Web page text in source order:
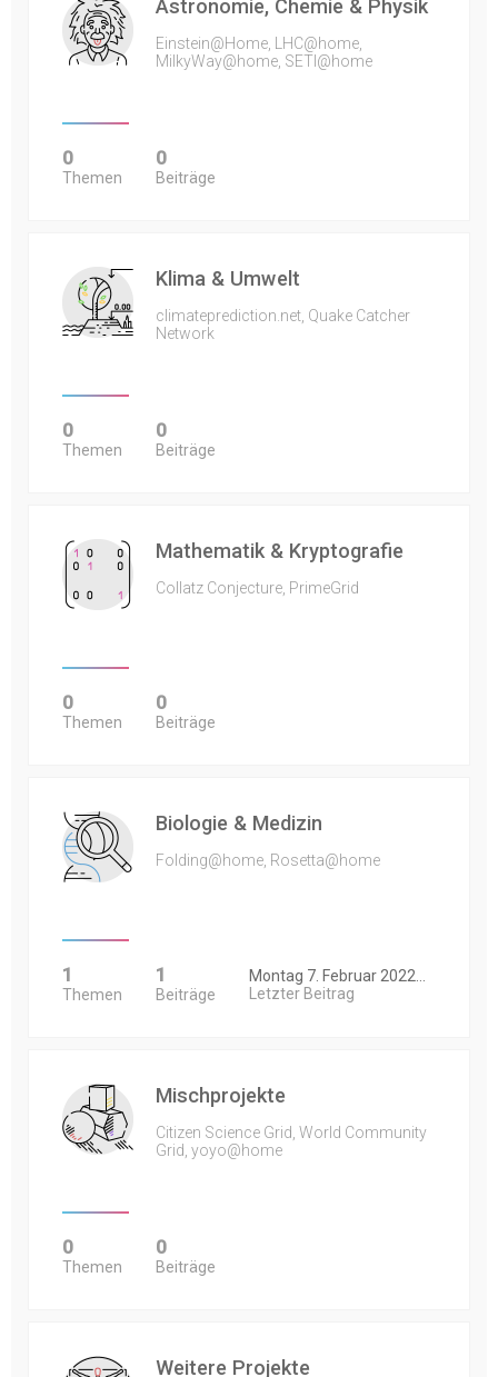
Astronomie, Chemie & Physik
Einstein@Home, LHC@home,
MilkyWay@home, SETI@home
0
Themen
0
Beiträge
Klima & Umwelt
climateprediction.net, Quake Catcher
Network
0
Themen
0
Beiträge
Mathematik & Kryptografie
Collatz Conjecture, PrimeGrid
0
Themen
0
Beiträge
Biologie & Medizin
Folding@home, Rosetta@home
1
Themen
1
Beiträge
Montag 7. Februar 2022…
Letzter Beitrag
Mischprojekte
Citizen Science Grid, World Community
Grid, yoyo@home
0
Themen
0
Beiträge
Weitere Projekte